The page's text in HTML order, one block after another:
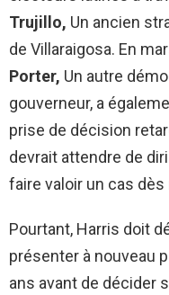
Trujillo, Un ancien
de Villaraigosa. En
Porter, Un autre
gouverneur, a
prise de décision
devrait attendre de
faire valoir un cas dès
Pourtant, Harris doit
présenter à nouveau
ans avant de décider